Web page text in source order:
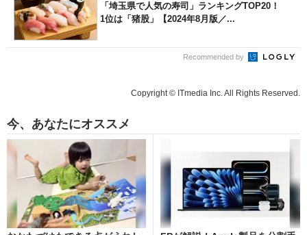
「埼玉県で人気の寿司」ランキングTOP20！
1位は「猪股」【2024年8月版／...
Recommended by
Copyright © ITmedia Inc. All Rights Reserved.
今、あなたにオススメ